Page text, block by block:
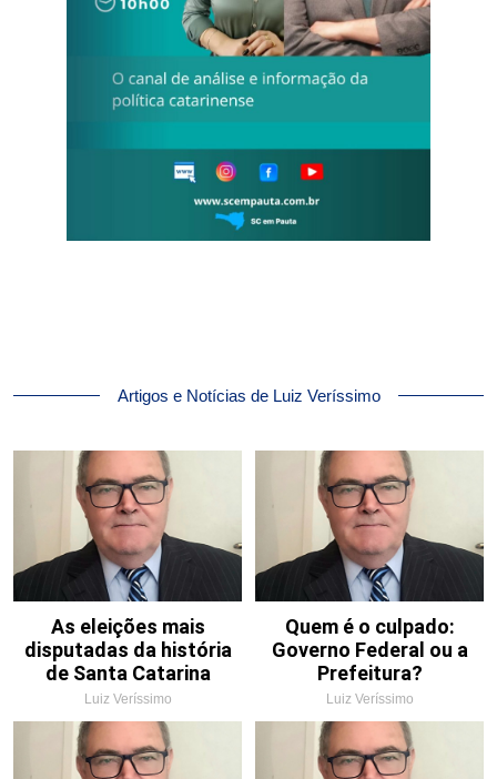
Artigos e Notícias de Luiz Veríssimo
As eleições mais
disputadas da história
de Santa Catarina
Luiz Veríssimo
Quem é o culpado:
Governo Federal ou a
Prefeitura?
Luiz Veríssimo